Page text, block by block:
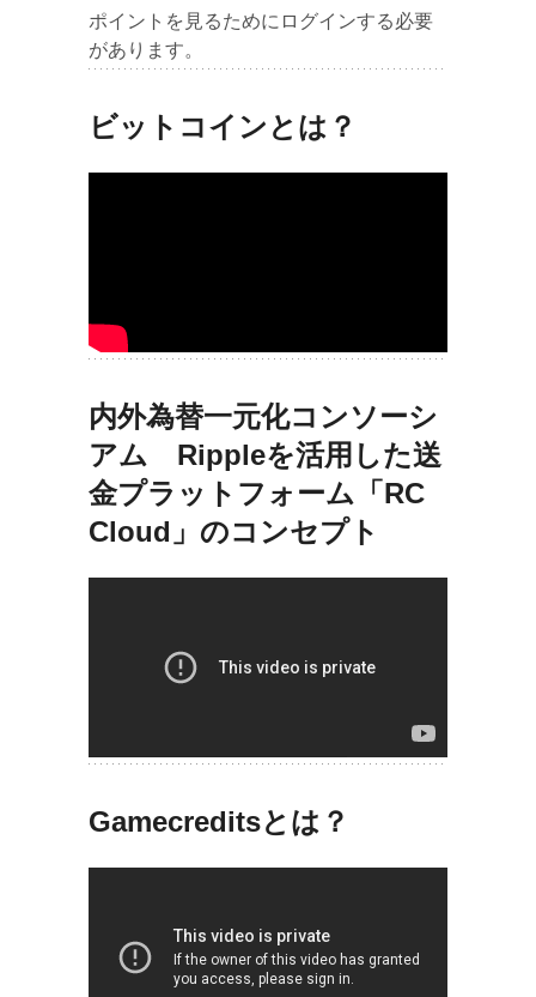
ポイントを見るためにログインする必要
があります。
ビットコインとは？
内外為替一元化コンソーシ
アム Rippleを活用した送
金プラットフォーム「RC
Cloud」のコンセプト
Gamecreditsとは？